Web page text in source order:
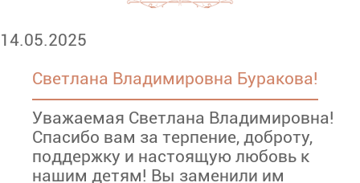
14.05.2025
Светлана Владимировна Буракова!
Уважаемая Светлана Владимировна!
Спасибо вам за терпение, доброту,
поддержку и настоящую любовь к
нашим детям! Вы заменили им